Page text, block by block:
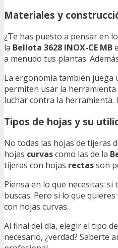
Materiales y
¿Te has puesto a pensar en
la Bellota 3628 INOX-CE MB
a menudo tus plantas.
La ergonomía también juega
permiten usar la herramienta
luchar contra la herramienta.
Tipos de hojas y su
No todas las hojas de tijeras
hojas curvascomo las de la
tijeras con hojas rectasson
Piensa en lo que necesitas:
buscas. Pero si lo que
con hojas curvas.
Al final del día, elegir el tipo
necesario, ¿verdad? Saberte